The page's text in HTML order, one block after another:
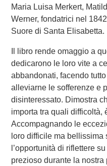
Maria Luisa Merkert,
Werner, fondatrici nel
Suore di Santa Elisabetta.
Il libro rende omaggio a
dedicarono le loro vite a
abbandonati, facendo
alleviarne le sofferenze e
disinteressato. Dimostra
importa tra quali difficoltà,
Accompagnando le
loro difficile ma bellissima
l’opportunità di riflettere
prezioso durante la